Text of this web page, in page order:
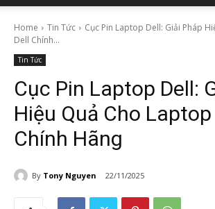
Home Tin Tức
Cục Pin Laptop Dell: Giải Pháp
Dell Chính...
Tin Tức
Cục Pin Laptop Dell:
Hiệu Quả Cho Laptop
Chính Hãng
By Tony Nguyen 22/11/2025